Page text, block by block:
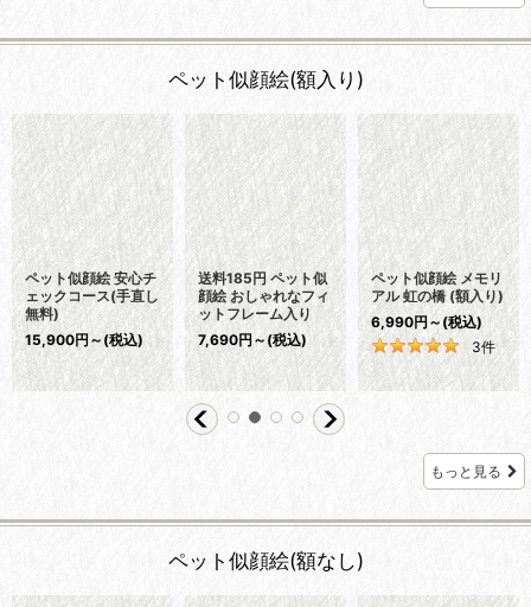
ペット似顔絵(額入り)
送料185円 ペット似
顔絵 メモリアル 虹の
橋 (フィットフレー
ム)
7,690円～ (税込)
下描きから確認でき
ます ! ペット似顔絵
プレミアムコース
19,980円～(税込)
1 件
ペットちゃんと一緒
の似顔絵
13,900円～(税込)
もっと見る
ペット似顔絵(額なし)